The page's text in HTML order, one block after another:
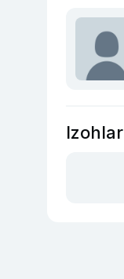
Izohlar